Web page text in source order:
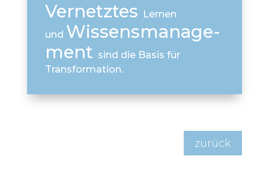
Vernetztes
Lernen
und Wissens­manage­
ment sind die Basis für
Transformation.
zurück